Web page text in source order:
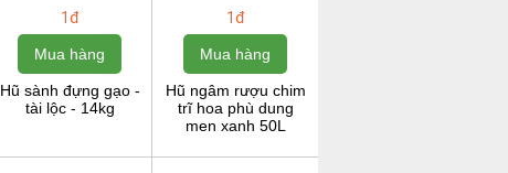
1đ
Mua hàng
Hũ sành đựng gạo -
tài lộc - 14kg
1đ
Mua hàng
Hũ ngâm rượu chim
trĩ hoa phù dung
men xanh 50L